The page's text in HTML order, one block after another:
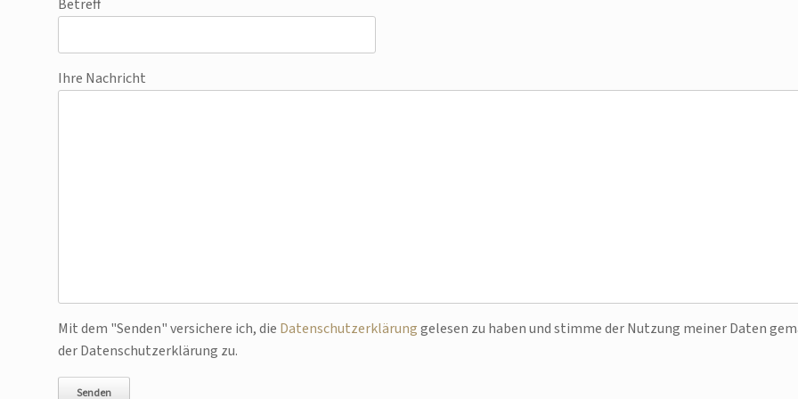
Betreff
Ihre Nachricht
Bitte lasse dieses Feld leer.
Mit dem "Senden" versichere ich, die Datenschutzerklärunggelesen zu haben und stimme der Nutzung meiner Daten
der Datenschutzerklärung zu.